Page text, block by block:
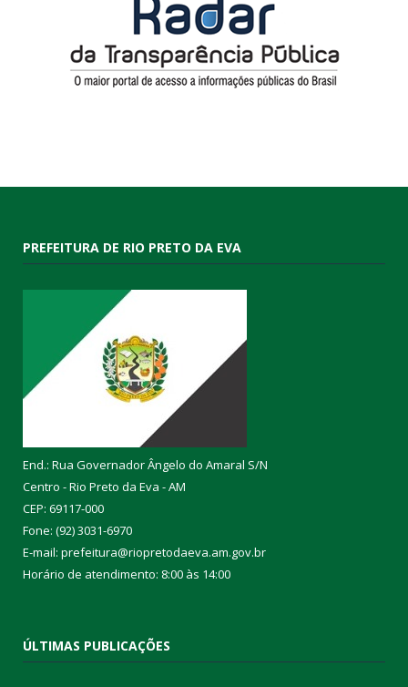
PREFEITURA DE RIO PRETO DA EVA
End.: Rua Governador Ângelo do Amaral S/N
Centro - Rio Preto da Eva - AM
CEP: 69117-000
Fone: (92) 3031-6970
E-mail: prefeitura@riopretodaeva.am.gov.br
Horário de atendimento: 8:00 às 14:00
ÚLTIMAS PUBLICAÇÕES